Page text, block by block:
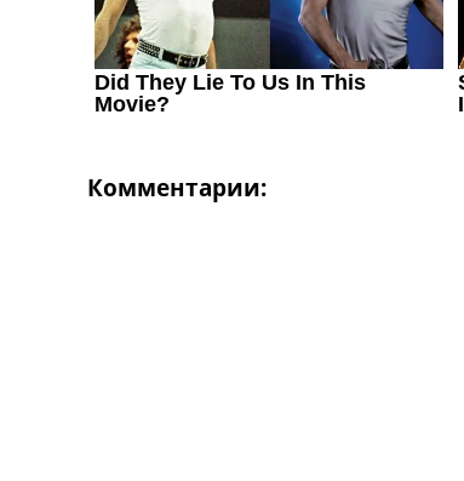
Таблицы
Таблицы групп Чемпионата
Украина. Премьер-Лига
Испания. Ла Лига
Все таблицы >>>
Комментарии: